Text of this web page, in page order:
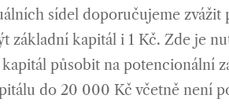
sídel doporučujeme zvážit
základní kapitál i 1 Kč. Zde je
působit na potencionální
do 20 000 Kč včetně není